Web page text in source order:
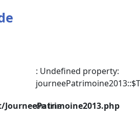
: Undefined property:
on line